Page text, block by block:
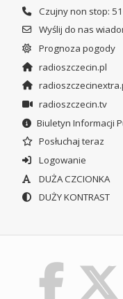
Czujny non stop:
Wyślij do nas
Prognoza pogody
radioszczecin.pl
radioszczecin.tv
Biuletyn Informacji
Posłuchaj teraz
Logowanie
DUŻA CZCIONKA
DUŻY KONTRAST